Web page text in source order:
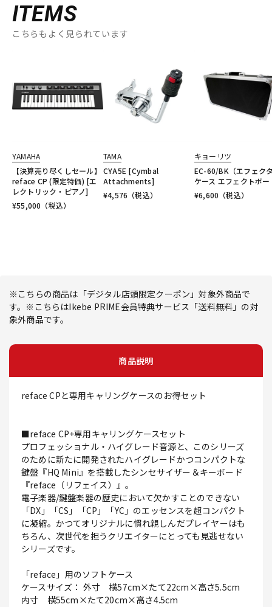
ITEMS
こちらもよく見られています
YAMAHA
【決算売り尽くしセール】
reface CP (限定特価) [エ
レクトリック・ピアノ]
¥55,000 （税込）
TAMA
CYA5E [Cymbal
Attachments]
¥4,576 （税込）
キョーリツ
EC-60/BK（エフェク
ケース エフェクトボー
¥6,600 （税込）
※こちらの商品は「デジタル店頭限定クーポン」対象外商品で
す。※こちらはIkebe PRIME会員特典サービス「送料無料」の対
象外商品です。
商品説明
reface CPと専用キャリングケースのお得セット
■reface CP+専用キャリングケースセット
プロフェッショナル・ハイグレード音源と、このシリーズ
のために新たに開発されたハイグレードかつコンパクトな
鍵盤『HQ Mini』を搭載したシンセサイザー＆キーボード
『reface（リフェイス）』。
電子楽器/鍵盤楽器の歴史において欠かすことのできない
「DX」「CS」「CP」「YC」のエッセンスを超コンパクト
に凝縮。かつてオリジナルに慣れ親しんだプレイヤーはも
ちろん、次世代を担うクリエイターにとっても見逃せない
シリーズです。
「reface」用のソフトケース
ケースサイズ： 外寸 横57cm×たて22cm×高さ5.5cm
内寸 横55cm×たて20cm×高さ4.5cm